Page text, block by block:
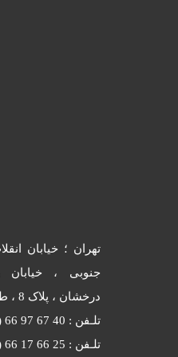
تهران ؛ خیابان
جنوبی ، خیابان
درخشان ، پلاک 8 ، طبقه اول.
تلـفن : 40 67 97 66 (021)
تلـفن : 25 66 17 66 (021)